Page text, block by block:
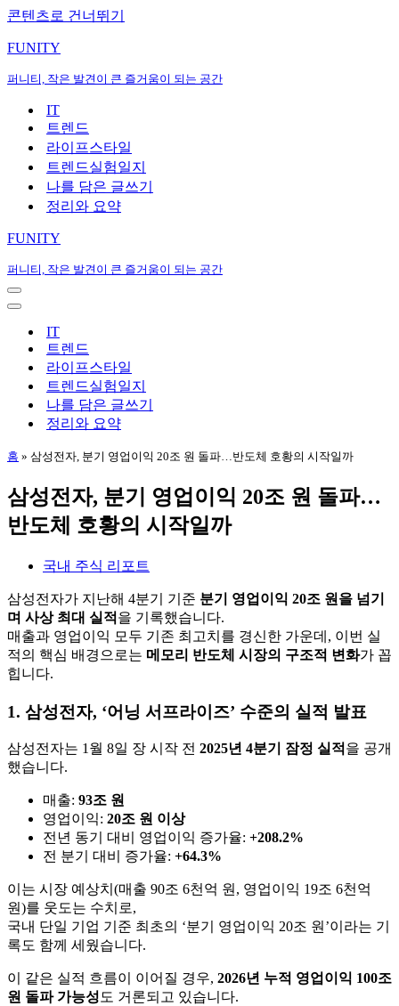
콘텐츠로 건너뛰기
FUNITY
퍼니티, 작은 발견이 큰 즐거움이 되는 공간
IT
트렌드
라이프스타일
트렌드실험일지
나를 담은 글쓰기
정리와 요약
FUNITY
퍼니티, 작은 발견이 큰 즐거움이 되는 공간
내
비
내
IT
트렌드
라이프스타일
트렌드실험일지
나를 담은 글쓰기
정리와 요약
홈 » 삼성전자, 분기 영업이익 20조 원 돌파…반도체 호황의 시작일까
삼성전자, 분기 영업이익 20조 원 돌파…
반도체 호황의 시작일까
국내 주식 리포트
삼성전자가 지난해 4분기 기준 분기 영업이익 20조 원을 넘기
며 사상 최대 실적 을 기록했습니다.
매출과 영업이익 모두 기존 최고치를 경신한 가운데, 이번 실
적의 핵심 배경으로는 메모리 반도체 시장의 구조적 변화가 꼽
힙니다.
1. 삼성전자, ‘어닝 서프라이즈’ 수준의 실적 발표
삼성전자는 1월 8일 장 시작 전 2025년 4분기 잠정 실적 을 공개
했습니다.
매출: 93조 원
영업이익: 20조 원 이상
전년 동기 대비 영업이익 증가율: +208.2%
전 분기 대비 증가율: +64.3%
이는 시장 예상치(매출 90조 6천억 원, 영업이익 19조 6천억
원)를 웃도는 수치로,
국내 단일 기업 기준 최초의 ‘분기 영업이익 20조 원’이라는 기
록도 함께 세웠습니다.
이 같은 실적 흐름이 이어질 경우, 2026년 누적 영업이익 100조
원 돌파 가능성도 거론되고 있습니다.